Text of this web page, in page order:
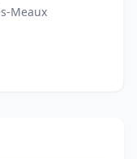
Meaux